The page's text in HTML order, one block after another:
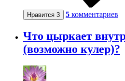
Нравится 3 5 комментариев
Что цыркает
(возможно кулер)?